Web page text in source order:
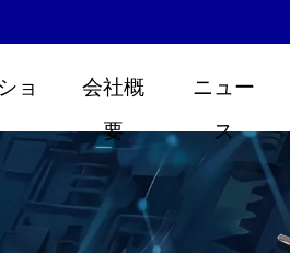
ョ
会社概
要
ニュー
ス